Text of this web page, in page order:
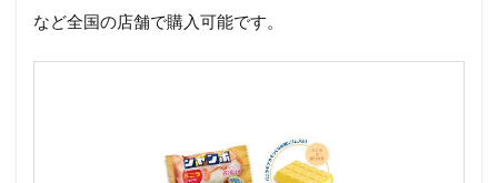
など全国の店舗で購入可能です。